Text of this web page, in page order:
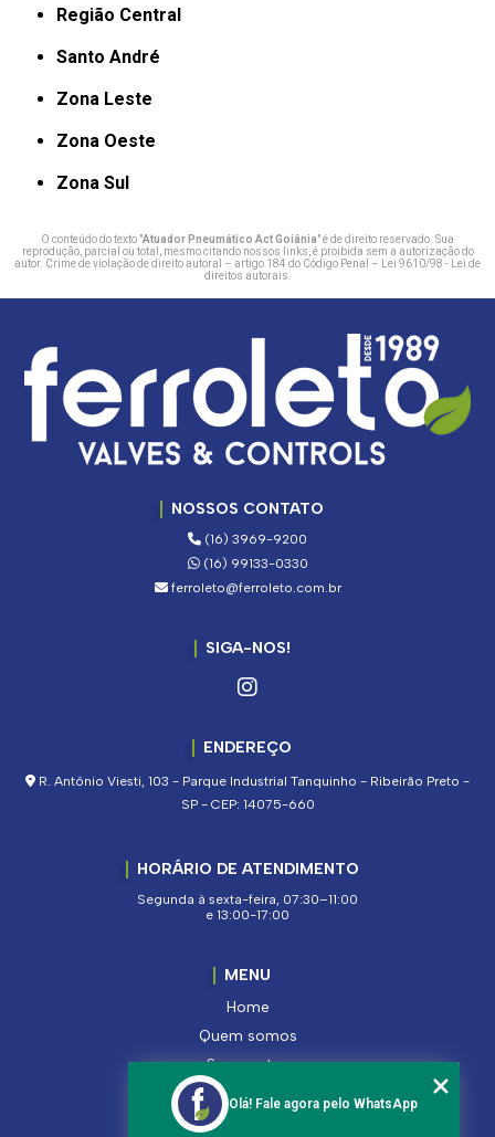
Região Central
Santo André
Zona Leste
Zona Oeste
Zona Sul
O conteúdo do texto "Atuador Pneumático Act Goiânia" é de direito reservado. Sua
reprodução, parcial ou total, mesmo citando nossos links, é proibida sem a autorização do
autor. Crime de violação de direito autoral – artigo 184 do Código Penal –
Lei 9610/98 - Lei de
direitos autorais
NOSSOS CONTATO
(16) 3969-9200
(16) 99133-0330
ferroleto@ferroleto.com.br
SIGA-NOS!
ENDEREÇO
R. Antônio Viesti, 103 - Parque Industrial Tanquinho - Ribeirão Preto -
SP - CEP: 14075-660
HORÁRIO DE ATENDIMENTO
Segunda à sexta-feira, 07:30–11:00
e 13:00-17:00
MENU
Home
Quem somos
Segmentos
Serviços
Produtos
Olá! Fale agora pelo WhatsApp